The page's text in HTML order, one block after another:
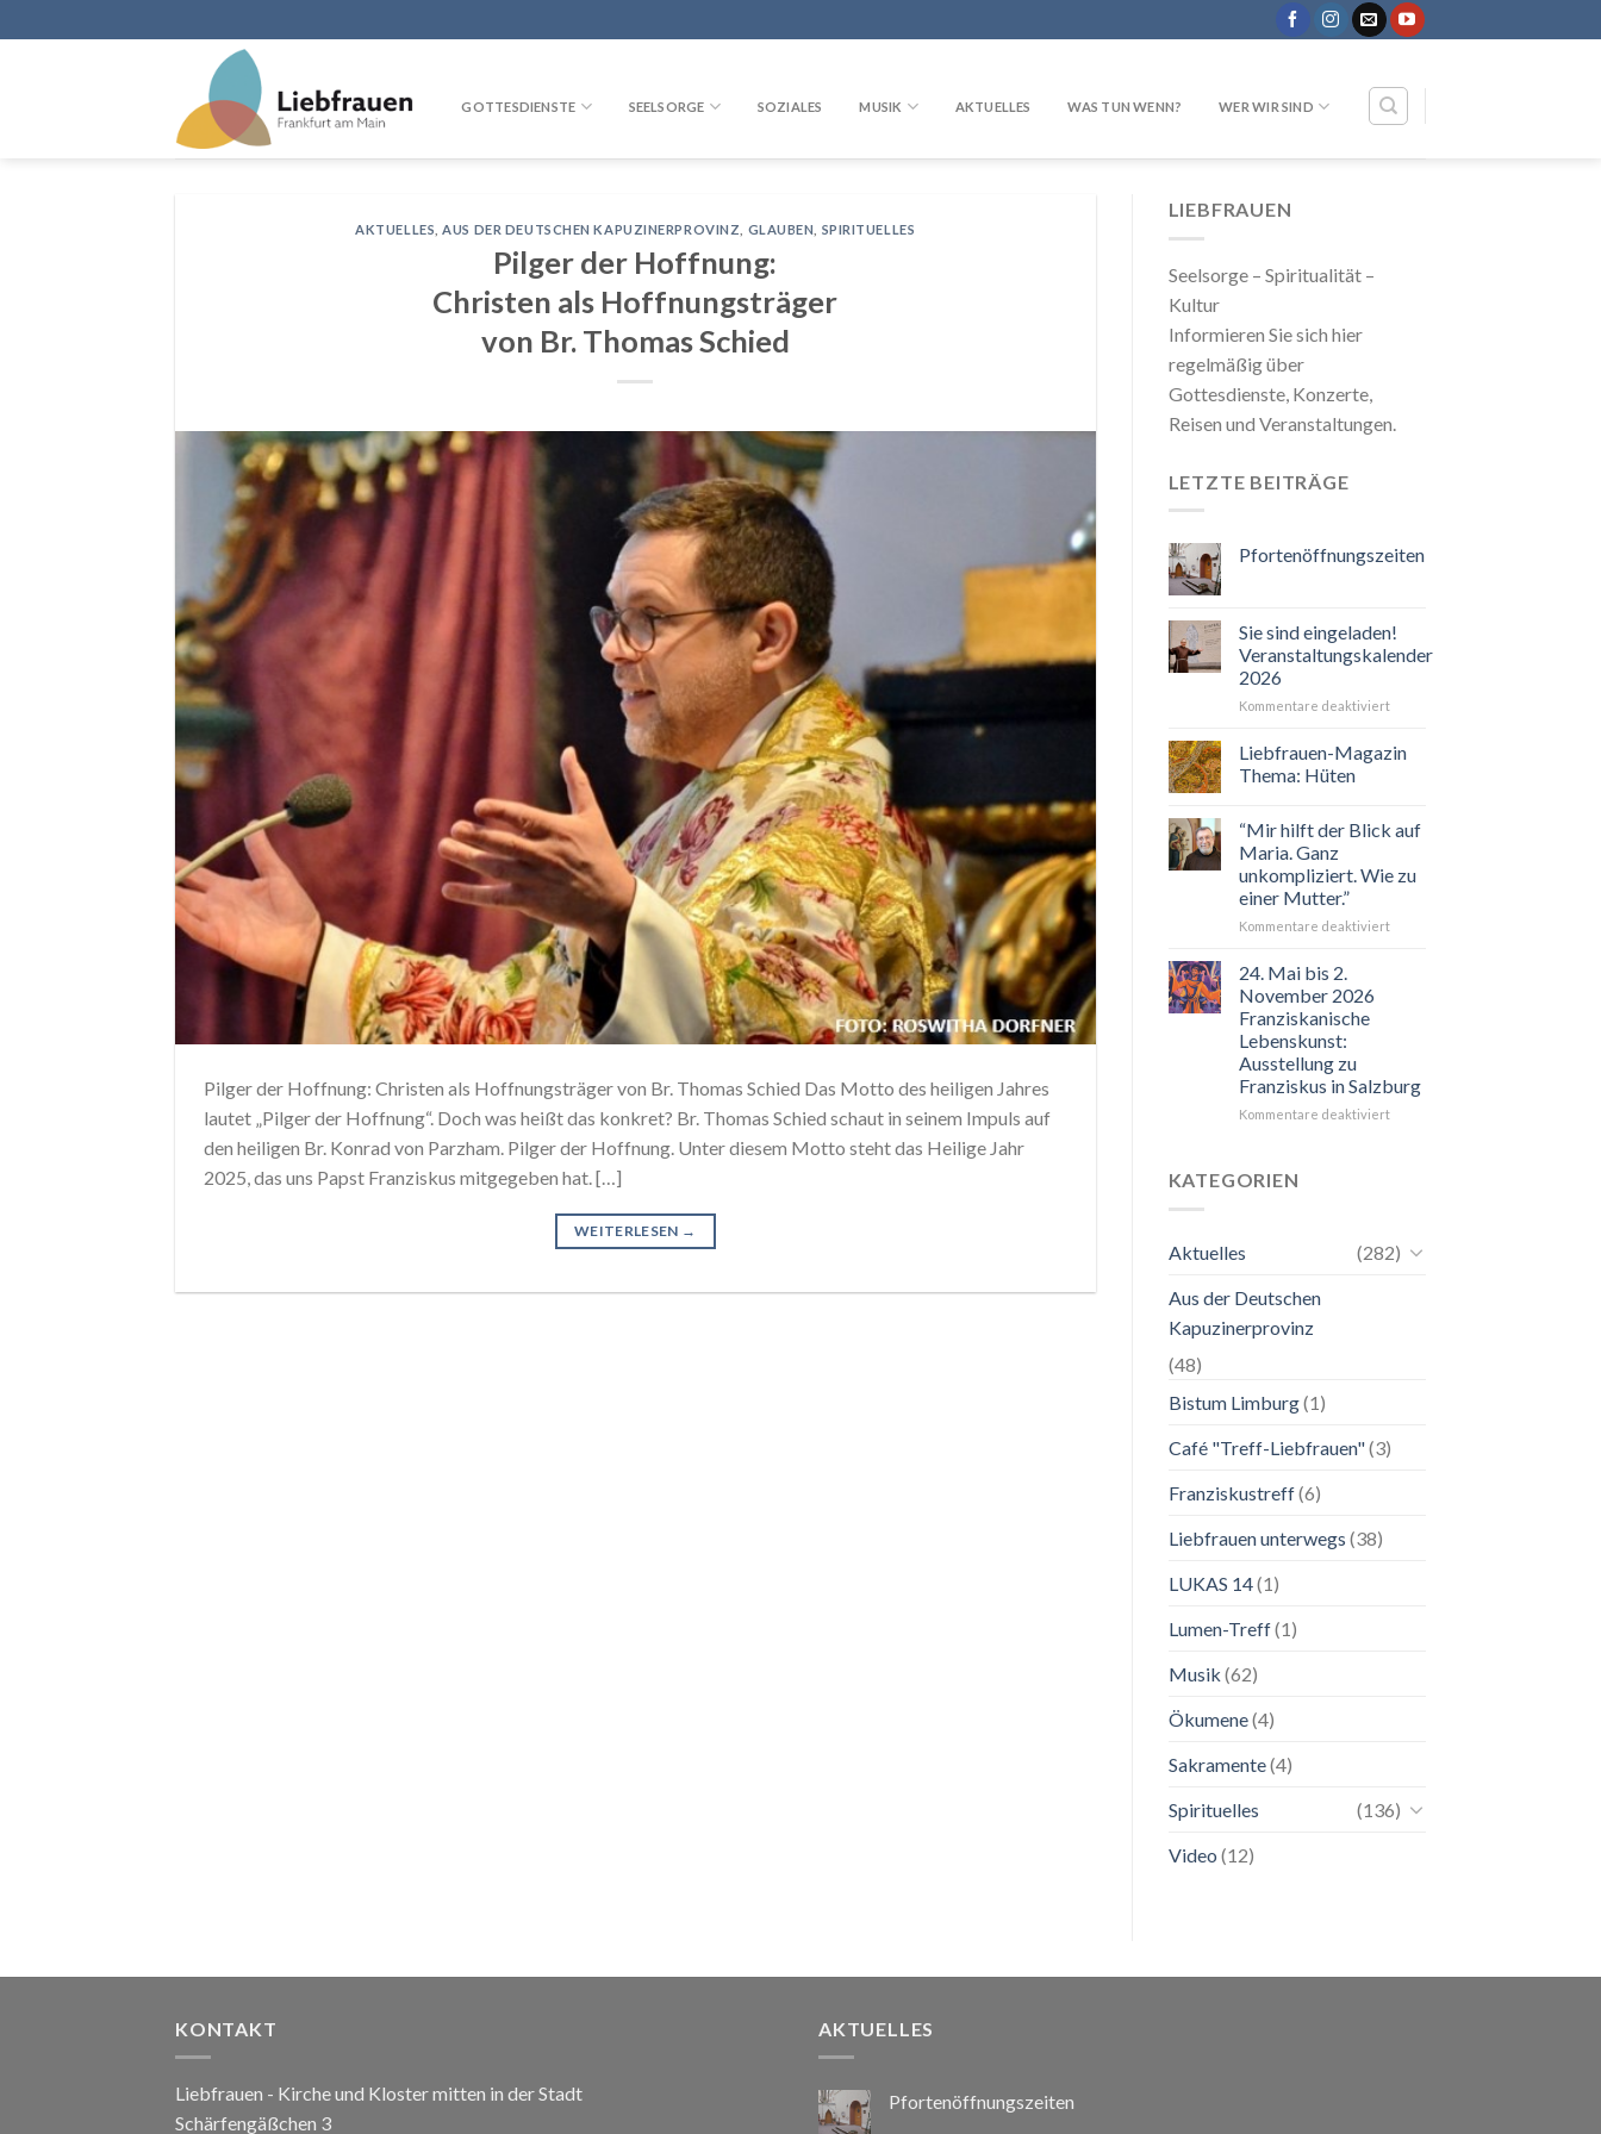
to
GOTTESDIENSTE SEELSORGE SOZIALES MUSIK AKTUELLES WAS TUN WENN? WER WIR SIND
AKTUELLES ,AUS DER DEUTSCHEN KAPUZINERPROVINZ GLAUBEN SPIRITUELLES
Pilger der Hoffnung:
Christen als Hoffnungsträger
von Br. Thomas Schied
Pilger der Hoffnung: Christen als Hoffnungsträger von Br. Thomas Schied Das Motto des heiligen Jahres
lautet „Pilger der Hoffnung“. Doch was heißt das konkret? Br. Thomas Schied schaut in seinem Impuls auf
den heiligen Br. Konrad von Parzham. Pilger der Hoffnung. Unter diesem Motto steht das Heilige Jahr
2025, das uns Papst Franziskus mitgegeben hat. […]
WEITERLESEN →
LIEBFRAUEN
Seelsorge – Spiritualität –
Kultur
Informieren Sie sich hier
regelmäßig über
Gottesdienste, Konzerte,
Reisen und Veranstaltungen.
LETZTE BEITRÄGE
Pfortenöffnungszeiten
Sie sind eingeladen!
Veranstaltungskalender
2026
Kommentare deaktiviertfür
sind
Liebfrauen-Magazin
Thema: Hüten
“Mir hilft der Blick auf
Maria. Ganz
unkompliziert. Wie zu
einer Mutter.”
Kommentare deaktiviertfür
unkompliziert.
24. Mai bis 2.
November 2026
Franziskanische
Lebenskunst:
Ausstellung zu
Franziskus in Salzburg
Kommentare deaktiviertfür
Franziskanische
KATEGORIEN
Aktuelles
(282)
Aus der Deutschen
Kapuzinerprovinz
(48)
Bistum Limburg(1)
Café "Treff-Liebfrauen"(3)
Franziskustreff(6)
Liebfrauen unterwegs (38)
LUKAS 14(1)
Lumen-Treff(1)
Musik (62)
Ökumene(4)
Sakramente(4)
Spirituelles
(136)
Video (12)
KONTAKT
Liebfrauen - Kirche und Kloster mitten in der Stadt
Schärfengäßchen 3
AKTUELLES
Pfortenöffnungszeiten